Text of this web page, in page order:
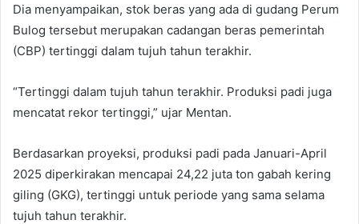
Dia menyampaikan, stok beras yang ada di gudang Perum
Bulog tersebut merupakan cadangan beras pemerintah
(CBP) tertinggi dalam tujuh tahun terakhir.
“Tertinggi dalam tujuh tahun terakhir. Produksi padi juga
mencatat rekor tertinggi,” ujar Mentan.
Berdasarkan proyeksi, produksi padi pada Januari-April
2025 diperkirakan mencapai 24,22 juta ton gabah kering
giling (GKG), tertinggi untuk periode yang sama selama
tujuh tahun terakhir.